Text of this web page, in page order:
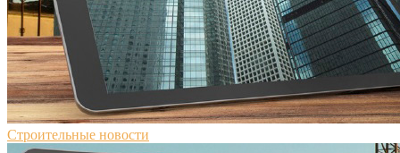
Строительные новости